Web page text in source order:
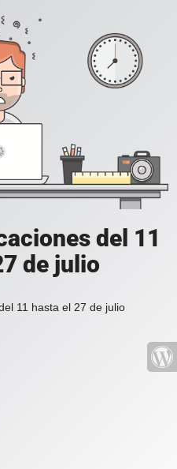
del 11
de julio
11 hasta el 27 de julio